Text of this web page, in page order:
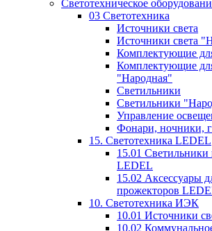
Светотехническое
03 Светотехника
Источники света
Источники света
Комплектующие
Комплектующие
"Народная"
Светильники
Светильники
Управление
Фонари, ночники,
15. Светотехника LEDEL
15.01
LEDEL
15.02 Аксессуары
прожекторов
10. Светотехника ИЭК
10.01 Источники
10.02